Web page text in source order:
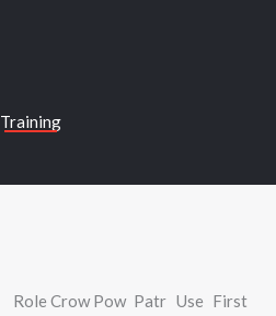
Training
Role Crow Pow Patr Use First